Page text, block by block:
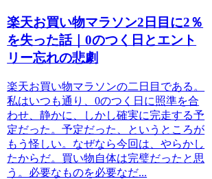
楽天お買い物マラソン2日目に2％
を失った話｜0のつく日とエント
リー忘れの悲劇
楽天お買い物マラソンの二日目である。
私はいつも通り、0のつく日に照準を合
わせ、静かに、しかし確実に完走する予
定だった。予定だった、というところが
もう怪しい。なぜなら今回は、やらかし
たからだ。買い物自体は完璧だったと思
う。必要なものを必要なだ...